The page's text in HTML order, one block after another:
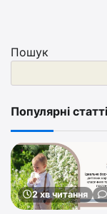
Пошук
Популярні статті
2 хв читання